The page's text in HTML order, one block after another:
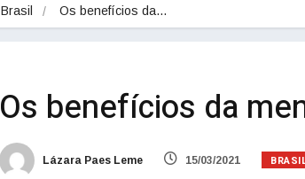
Brasil Os benefícios da…
Os benefícios da
Lázara Paes Leme 15/03/2021